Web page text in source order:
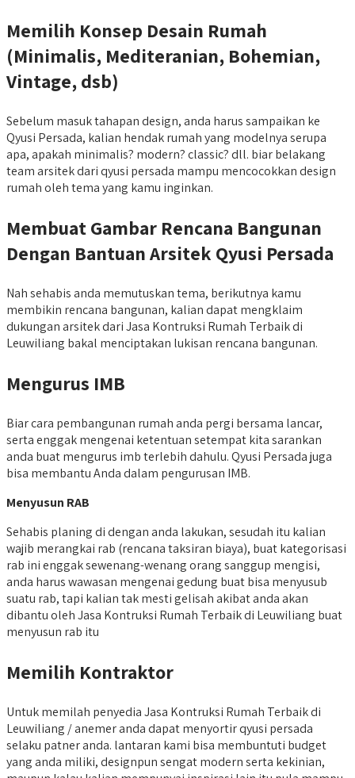
Memilih Konsep Desain Rumah
(Minimalis, Mediteranian, Bohemian,
Vintage, dsb)
Sebelum masuk tahapan design, anda harus sampaikan ke
Qyusi Persada, kalian hendak rumah yang modelnya serupa
apa, apakah minimalis? modern? classic? dll. biar belakang
team arsitek dari qyusi persada mampu mencocokkan design
rumah oleh tema yang kamu inginkan.
Membuat Gambar Rencana Bangunan
Dengan Bantuan Arsitek Qyusi Persada
Nah sehabis anda memutuskan tema, berikutnya kamu
membikin rencana bangunan, kalian dapat mengklaim
dukungan arsitek dari Jasa Kontruksi Rumah Terbaik di
Leuwiliang bakal menciptakan lukisan rencana bangunan.
Mengurus IMB
Biar cara pembangunan rumah anda pergi bersama lancar,
serta enggak mengenai ketentuan setempat kita sarankan
anda buat mengurus imb terlebih dahulu. Qyusi Persada juga
bisa membantu Anda dalam pengurusan IMB.
Menyusun RAB
Sehabis planing di dengan anda lakukan, sesudah itu kalian
wajib merangkai rab (rencana taksiran biaya), buat kategorisasi
rab ini enggak sewenang-wenang orang sanggup mengisi,
anda harus wawasan mengenai gedung buat bisa menyusub
suatu rab, tapi kalian tak mesti gelisah akibat anda akan
dibantu oleh Jasa Kontruksi Rumah Terbaik di Leuwiliang buat
menyusun rab itu
Memilih Kontraktor
Untuk memilah penyedia Jasa Kontruksi Rumah Terbaik di
Leuwiliang / anemer anda dapat menyortir qyusi persada
selaku patner anda. lantaran kami bisa membuntuti budget
yang anda miliki, designpun sengat modern serta kekinian,